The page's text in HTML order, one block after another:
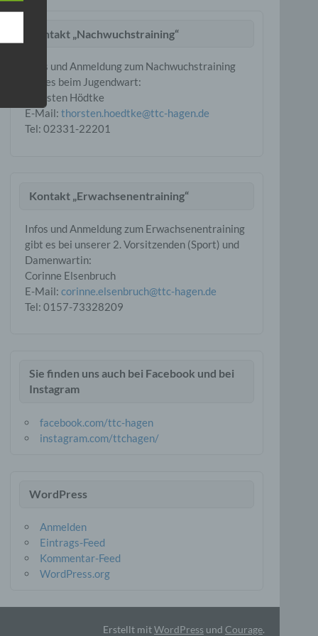
Kontakt „Nachwuchstraining“
Infos und Anmeldung zum Nachwuchstraining
gibt es beim Jugendwart:
Thorsten Hödtke
E-Mail: thorsten.hoedtke@ttc-hagen.de
Tel: 02331-22201
Kontakt „Erwachsenentraining“
Infos und Anmeldung zum Erwachsenentraining
gibt es bei unserer 2. Vorsitzenden (Sport) und
Damenwartin:
Corinne Elsenbruch
E-Mail: corinne.elsenbruch@ttc-hagen.de
Tel: ‭0157-73328209‬
Sie finden uns auch bei Facebook und bei
Instagram
facebook.com/ttc-hagen
instagram.com/ttchagen/
WordPress
Anmelden
Eintrags-Feed
Kommentar-Feed
WordPress.org
Erstellt mitWordPressund Courage.
das